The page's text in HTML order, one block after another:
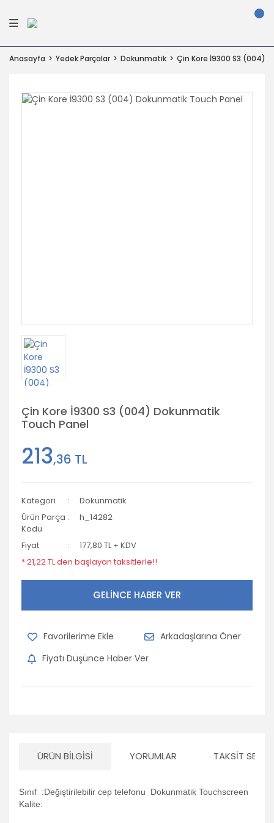
Anasayfa Yedek Parçalar Dokunmatik Çin Kore İ9300 S3 (004)
Çin Kore İ9300 S3 (004) Dokunmatik
Touch Panel
213,36 TL
Kategori
Dokunmatik
Ürün Parça
Kodu
h_14282
Fiyat
177,80 TL + KDV
* 21,22 TL den başlayan taksitlerle!!
GELİNCE HABER VER
Arkadaşlarına Öner
Fiyatı Düşünce Haber Ver
ÜRÜN BILGISI YORUMLAR TAKSIT
Sınıf :Değiştirilebilir cep telefonu Dokunmatik Touchscreen
Kalite: